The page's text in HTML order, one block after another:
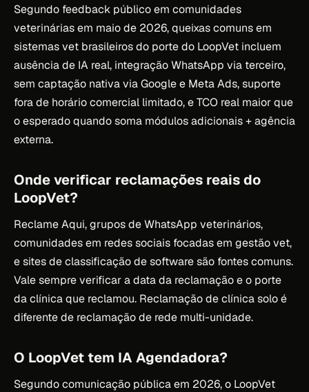
Segundo feedback público em comunidades
veterinárias em maio de 2026, queixas comuns em
sistemas vet brasileiros do porte do LoopVet incluem
ausência de IA real, integração WhatsApp via terceiro,
sem captação nativa via Google e Meta Ads, suporte
fora de horário comercial limitado, e TCO real maior que
o esperado quando soma módulos adicionais + agência
externa.
Onde verificar reclamações reais do
LoopVet?
Reclame Aqui, grupos de WhatsApp veterinários,
comunidades em redes sociais focadas em gestão vet,
e sites de classificação de software são fontes comuns.
Vale sempre verificar a data da reclamação e o porte
da clínica que reclamou. Reclamação de clínica solo é
diferente de reclamação de rede multi-unidade.
O LoopVet tem IA Agendadora?
Segundo comunicação pública em 2026, o LoopVet